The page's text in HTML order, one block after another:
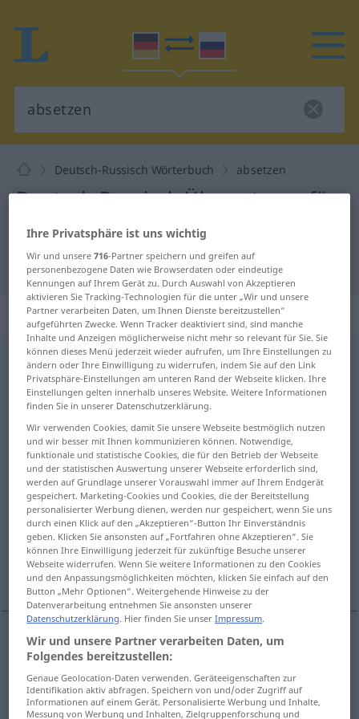
Deutsch-Russisch Wörterbuch absetzen
Deutsch-Russisch Übersetzung für
"absetzen"
"absetzen" Russisch Übersetzung
„absetzen“: transitives Verb
absetzenv/t
Übersicht aller Übersetzungen
(Für mehr Details die Übersetzung anklicken/antippen)
ставить снимать <снять> с
отстранять <-ить >, смещать <-стить, -щу>
высаживать <высадить, -жу>
сбывать <-быть>
ставить, -лю <по-> на землю
Boden
Ihre Privatsphäre ist uns wichtig
Wir und unsere716-Partner speichern und greifen auf
personenbezogene Daten wie Browserdaten oder eindeutige
Kennungen auf Ihrem Gerät zu. Durch Auswahl von Akzeptieren
aktivieren Sie Tracking-Technologien für die unter „Wir und unsere
Partner verarbeiten Daten, um Ihnen Dienste bereitzustellen“
aufgeführten Zwecke. Wenn Tracker deaktiviert sind, sind manche
Inhalte und Anzeigen möglicherweise nicht mehr so relevant für Sie. Sie
können dieses Menü jederzeit wieder aufrufen, um Ihre Einstellungen zu
ändern oder Ihre Einwilligung zu widerrufen, indem Sie auf den Link
Privatsphäre-Einstellungen am unteren Rand der Webseite klicken. Ihre
Einstellungen gelten innerhalb unseres Website. Weitere Informationen
finden Sie in unserer Datenschutzerklärung.
Wir verwenden Cookies, damit Sie unsere Webseite bestmöglich nutzen
und wir besser mit Ihnen kommunizieren können. Notwendige,
funktionale und statistische Cookies, die für den Betrieb der Webseite
und der statistischen Auswertung unserer Webseite erforderlich sind,
werden auf Grundlage unserer Vorauswahl immer auf Ihrem Endgerät
gespeichert. Marketing-Cookies und Cookies, die der Bereitstellung
personalisierter Werbung dienen, werden nur gespeichert, wenn Sie uns
durch einen Klick auf den „Akzeptieren“-Button Ihr Einverständnis
geben. Klicken Sie ansonsten auf „Fortfahren ohne Akzeptieren“. Sie
können Ihre Einwilligung jederzeit für zukünftige Besuche unserer
Webseite widerrufen. Wenn Sie weitere Informationen zu den Cookies
und den Anpassungsmöglichkeiten möchten, klicken Sie einfach auf den
Button „Mehr Optionen“. Weitergehende Hinweise zu der
Datenverarbeitung entnehmen Sie ansonsten unserer
Datenschutzerklärung. Hier finden Sie unserImpressum.
Wir und unsere Partner verarbeiten Daten, um
Folgendes bereitzustellen:
Genaue Geolocation-Daten verwenden. Geräteeigenschaften zur
Identifikation aktiv abfragen. Speichern von und/oder Zugriff auf
Informationen auf einem Gerät. Personalisierte Werbung und Inhalte,
Messung von Werbung und Inhalten, Zielgruppenforschung und